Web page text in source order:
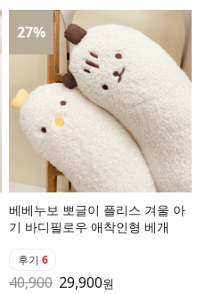
27%
베베누보 뽀글이 플리스 겨울 아
기 바디필로우 애착인형 베개
후기 6
40,900 29,900원